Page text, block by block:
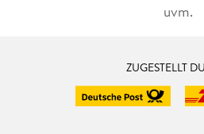
uvm.
ZUGESTELLT